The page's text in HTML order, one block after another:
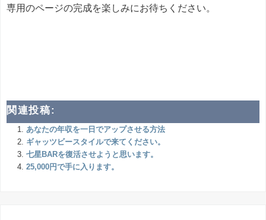
専用のページの完成を楽しみにお待ちください。
関連投稿:
あなたの年収を一日でアップさせる方法
ギャッツビースタイルで来てください。
七星BARを復活させようと思います。
25,000円で手に入ります。